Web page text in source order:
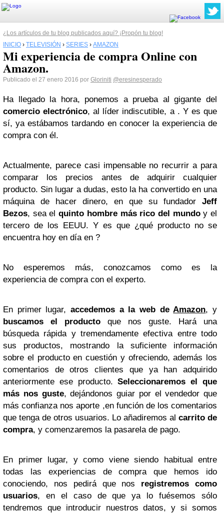
¿Los artículos de tu blog publicados aquí? ¡Propón tu blog!
INICIO › TELEVISIÓN › SERIES › AMAZON
Mi experiencia de compra Online con
Amazon.
Publicado el 27 enero 2016 por Gloriniti @eresinesperado
Ha llegado la hora, ponemos a prueba al gigante del
comercio electrónico, al líder indiscutible, a . Y es que
sí, ya estábamos tardando en conocer la experiencia de
compra con él.
Actualmente, parece casi impensable no recurrir a para
comparar los precios antes de adquirir cualquier
producto. Sin lugar a dudas, esto la ha convertido en una
máquina de hacer dinero, en que su fundador Jeff
Bezos, sea elquinto hombre más rico del mundoy el
tercero de los EEUU. Y es que ¿qué producto no se
encuentra hoy en día en ?
No esperemos más, conozcamos como es la
experiencia de compra con el experto.
En primer lugar, accedemos a la web deAmazon, y
buscamos el producto que nos guste. Hará una
búsqueda rápida y tremendamente efectiva entre todo
sus productos, mostrando la suficiente información
sobre el producto en cuestión y ofreciendo, además los
comentarios de otros clientes que ya han adquirido
anteriormente ese producto.Seleccionaremos el que
más nos guste, dejándonos guiar por el vendedor que
más confianza nos aporte ,en función de los comentarios
que tenga de otros usuarios. Lo añadiremos al carrito de
compra, y comenzaremos la pasarela de pago.
En primer lugar, y como viene siendo habitual entre
todas las experiencias de compra que hemos ido
conociendo, nos pedirá que nos registremos como
usuarios, en el caso de que ya lo fuésemos sólo
tendremos que introducir nuestros datos, y si somos